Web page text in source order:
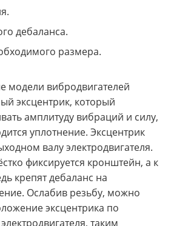
дебаланса.
размера.
модели вибродвигателей
эксцентрик, который
амплитуду вибраций и силу,
уплотнение. Эксцентрик
валу электродвигателя.
фиксируется кронштейн, а к
крепят дебаланс на
Ослабив резьбу, можно
эксцентрика по
таким